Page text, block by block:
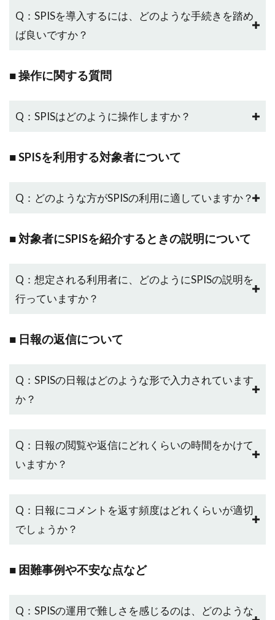
Q：SPISを導入するには、どのような手続きを踏め
ば良いですか？
■ 操作に関する質問
Q：SPISはどのように操作しますか？
■ SPISを利用する対象者について
Q：どのような方がSPISの利用に適していますか？
■ 対象者にSPISを紹介するときの説明について
Q：想定される利用者に、どのようにSPISの説明を
行っていますか？
■ 日報の返信について
Q：SPISの日報はどのような形で入力されています
か？
Q：日報の閲覧や返信にどれくらいの時間をかけて
いますか？
Q：日報にコメントを返す頻度はどれくらいが適切
でしょうか？
■ 困難事例や不安な点など
Q：SPISの運用で難しさを感じるのは、どのような